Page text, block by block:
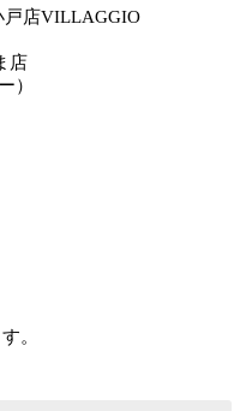
店VILLAGGIO
店
）
。